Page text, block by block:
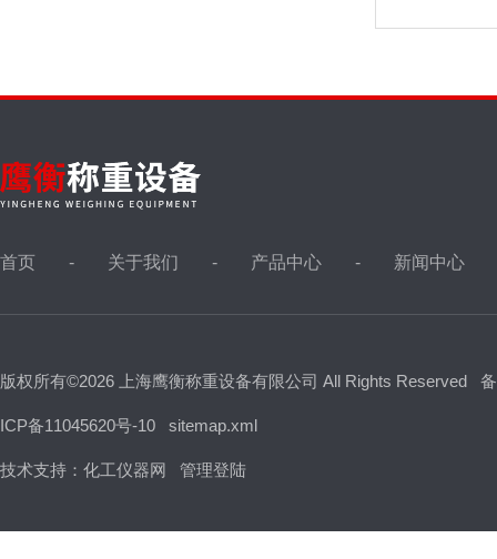
首页 关于我们 产品中心 新闻中心
版权所有©2026 上海鹰衡称重设备有限公司 All Rights Reserved
ICP备11045620号-10 sitemap.xml
技术支持： 化工仪器网 管理登陆